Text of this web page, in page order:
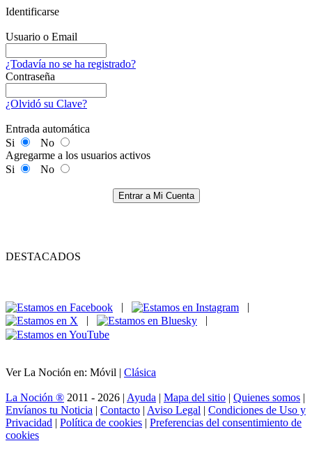
Identificarse
Usuario o Email
¿Todavía no se ha registrado?
Contraseña
¿Olvidó su Clave?
Entrada automática
Si
No
Agregarme a los usuarios activos
Si
No
Entrar a Mi Cuenta
DESTACADOS
|
|
|
|
Ver La Noción en: Móvil | Clásica
La Noción ® 2011 - 2026 | Ayuda | Mapa del sitio | Quienes somos |
Envíanos tu Noticia | Contacto | Aviso Legal | Condiciones de Uso y
Privacidad | Política de cookies | Preferencias del consentimiento de
cookies